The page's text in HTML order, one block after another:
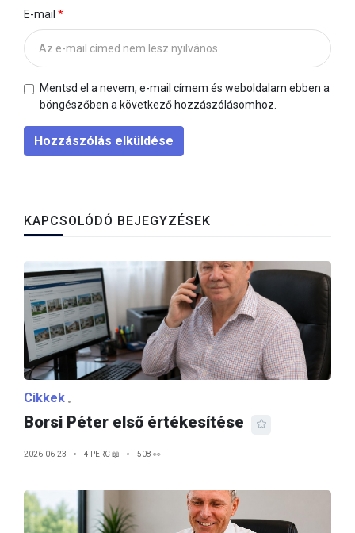
E-mail
Mentsd el a nevem, e-mail címem és weboldalam ebben a
böngészőben a következő hozzászólásomhoz.
Hozzászólás elküldése
KAPCSOLÓDÓ BEJEGYZÉSEK
Cikkek
Borsi Péter első értékesítése
2026-06-23 4 PERC 📖 508 👀